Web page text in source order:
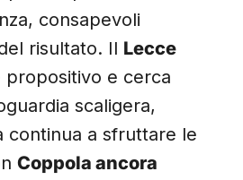
consapevoli
risultato. Il Lecce
propositivo e cerca
scaligera,
continua a sfruttare le
Coppola ancora